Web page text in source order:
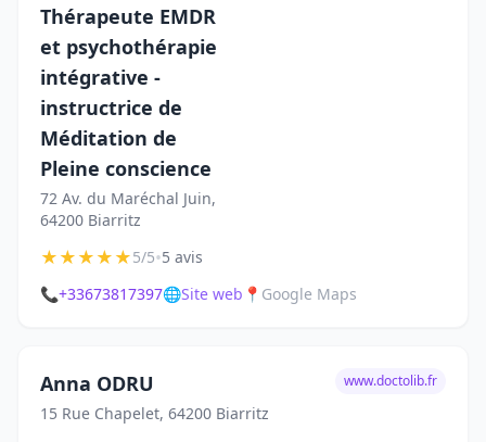
Thérapeute EMDR
et psychothérapie
intégrative -
instructrice de
Méditation de
Pleine conscience
72 Av. du Maréchal Juin,
64200 Biarritz
★★★★★5/5•5 avis
📞+33673817397🌐Site web 📍 Google Maps
Anna ODRU
15 Rue Chapelet, 64200 Biarritz
www.doctolib.fr